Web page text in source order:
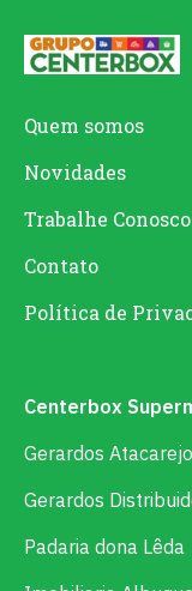
Quem somos
Novidades
Trabalhe Conosco
Contato
Política de
Centerbox
Gerardos Atacarejo
Gerardos
Padaria dona Lêda